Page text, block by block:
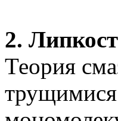
2.
Теория
трущимися